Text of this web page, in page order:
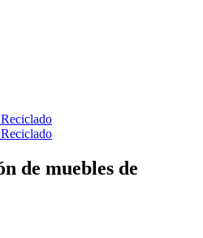
de muebles de